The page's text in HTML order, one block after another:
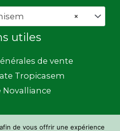
×
utiles
de vente
Tropicasem
Novalliance
de vous offrir une expérience